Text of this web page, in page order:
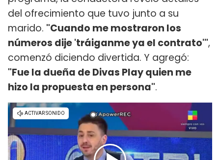
del ofrecimiento que tuvo junto a su
marido. "Cuando me mostraron los
números dije 'tráiganme ya el contrato'",
comenzó diciendo divertida. Y agregó:
"Fue la dueña de Divas Play quien me
hizo la propuesta en persona".